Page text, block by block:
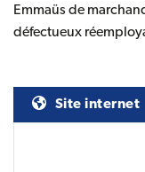
Emmaüs de
défectueux
Site internet